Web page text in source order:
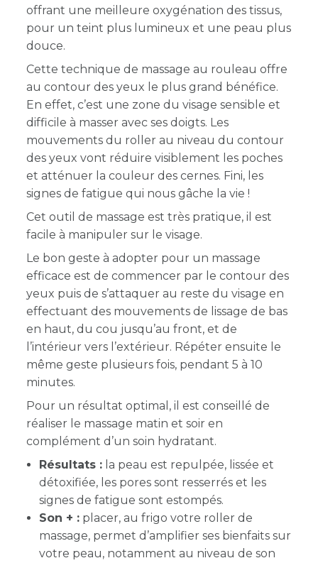
offrant une meilleure oxygénation des tissus,
pour un teint plus lumineux et une peau plus
douce.
Cette technique de massage au rouleau offre
au contour des yeux le plus grand bénéfice.
En effet, c’est une zone du visage sensible et
difficile à masser avec ses doigts. Les
mouvements du roller au niveau du contour
des yeux vont réduire visiblement les poches
et atténuer la couleur des cernes. Fini, les
signes de fatigue qui nous gâche la vie !
Cet outil de massage est très pratique, il est
facile à manipuler sur le visage.
Le bon geste à adopter pour un massage
efficace est de commencer par le contour des
yeux puis de s’attaquer au reste du visage en
effectuant des mouvements de lissage de bas
en haut, du cou jusqu’au front, et de
l’intérieur vers l’extérieur. Répéter ensuite le
même geste plusieurs fois, pendant 5 à 10
minutes.
Pour un résultat optimal, il est conseillé de
réaliser le massage matin et soir en
complément d’un soin hydratant.
Résultats : la peau est repulpée, lissée et
détoxifiée, les pores sont resserrés et les
signes de fatigue sont estompés.
Son + : placer, au frigo votre roller de
massage, permet d’amplifier ses bienfaits sur
votre peau, notamment au niveau de son